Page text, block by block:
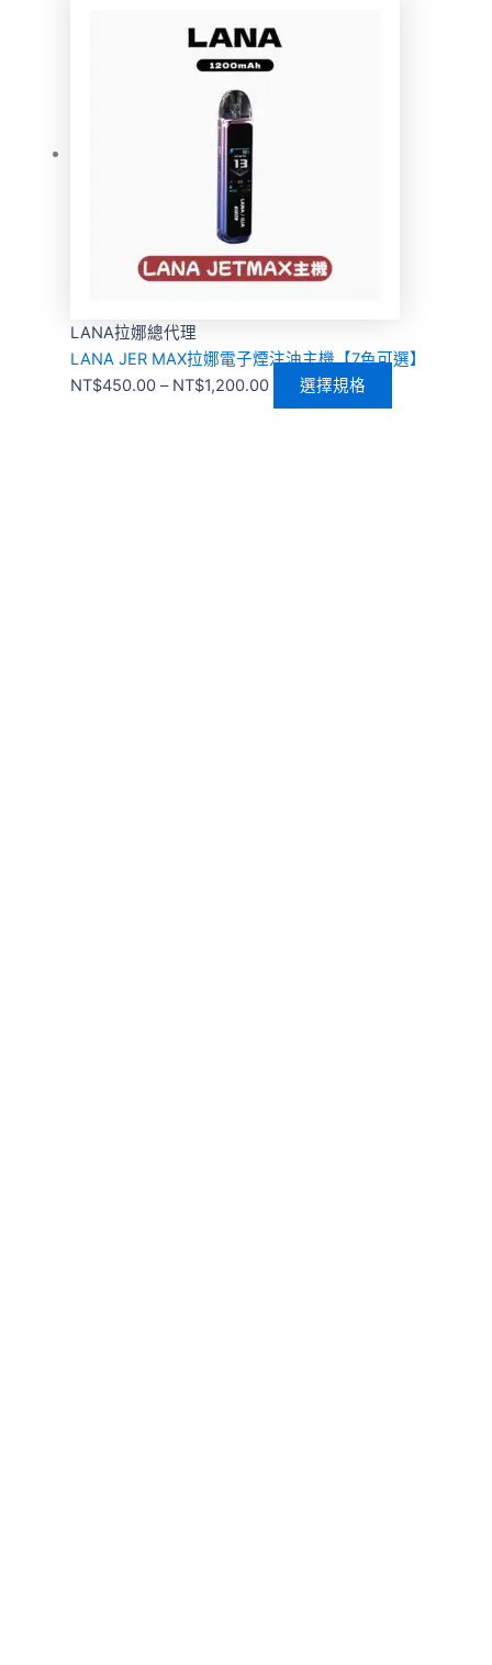
LANA拉娜總代理
LANA JER MAX拉娜電子煙注油主機【7色可選】
NT$450.00 – NT$1,200.00 選擇規格